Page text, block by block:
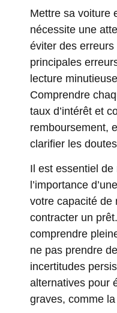
Mettre sa voiture
nécessite une
éviter des erreurs
principales
lecture
Comprendre
taux d’intérêt et
remboursement,
clarifier les
Il est essentiel
l’importance
votre capacité de
contracter un
comprendre
ne pas prendre
incertitudes
alternatives pour
graves, comme